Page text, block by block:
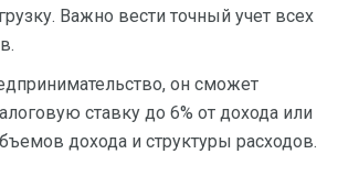
Важно вести точный учет всех
он сможет
ставку до 6% от дохода или
дохода и структуры расходов.